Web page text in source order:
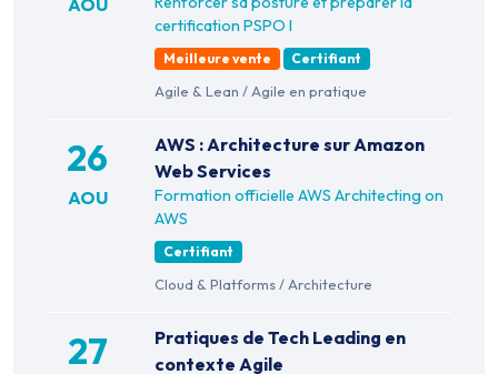
AOU
certification PSPO I
Meilleure vente Certifiant
Agile & Lean / Agile en pratique
26
AOU
AWS : Architecture sur Amazon
Web Services
Formation officielle AWS Architecting on
AWS
Certifiant
Cloud & Platforms/Architecture
27
Pratiques de Tech Leading en
contexte Agile